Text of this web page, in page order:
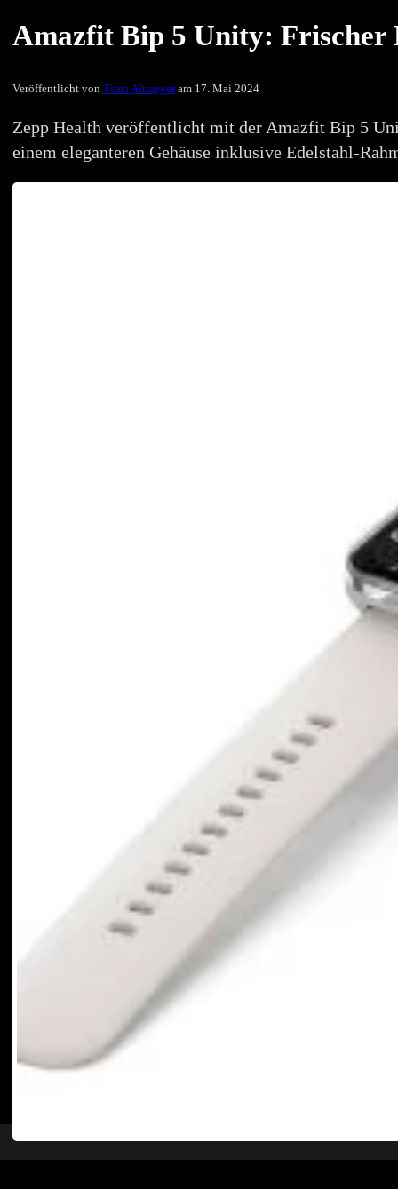
Amazfit Bip 5 Unity: Frischer
Veröffentlicht von Timo Altmeyeram 17. Mai 2024
Zepp Health veröffentlicht mit der Amazfit Bip 5
einem eleganteren Gehäuse inklusive Edelstahl-